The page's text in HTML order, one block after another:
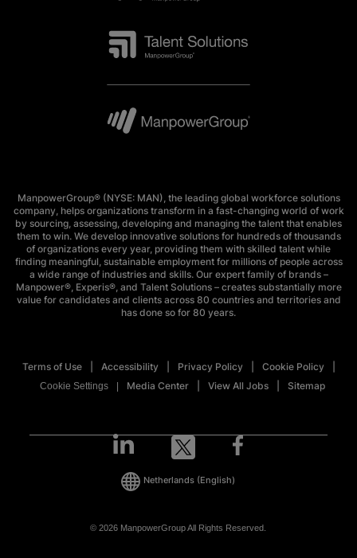
ManpowerGroup® (NYSE: MAN), the leading global workforce solutions
company, helps organizations transform in a fast-changing world of work
by sourcing, assessing, developing and managing the talent that enables
them to win. We develop innovative solutions for hundreds of thousands
of organizations every year, providing them with skilled talent while
finding meaningful, sustainable employment for millions of people across
a wide range of industries and skills. Our expert family of brands –
Manpower®, Experis®, and Talent Solutions – creates substantially more
value for candidates and clients across 80 countries and territories and
has done so for 80 years.
Terms of Use Accessibility Privacy Policy Cookie Policy
Cookie Settings Media Center View All Jobs Sitemap
© 2026 ManpowerGroup All Rights Reserved.
Netherlands (English)